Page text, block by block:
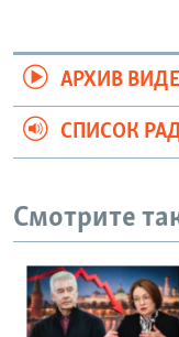
АРХИВ
СПИСОК
Смотрите